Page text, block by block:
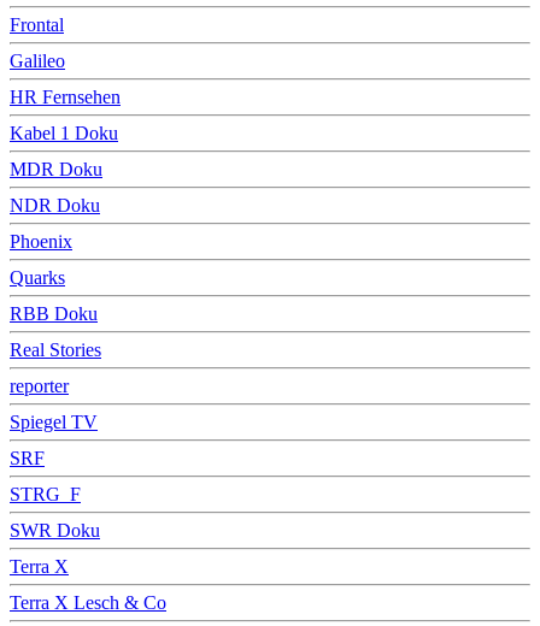
Frontal
Galileo
HR Fernsehen
Kabel 1 Doku
MDR Doku
NDR Doku
Phoenix
Quarks
RBB Doku
Real Stories
reporter
Spiegel TV
SRF
STRG_F
SWR Doku
Terra X
Terra X Lesch & Co